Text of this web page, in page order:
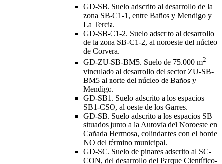
GD-SB. Suelo adscrito al desarrollo de la
zona SB-C1-1, entre Baños y Mendigo y
La Tercia.
GD-SB-C1-2. Suelo adscrito al desarrollo
de la zona SB-C1-2, al noroeste del núcleo
de Corvera.
GD-ZU-SB-BM5. Suelo de 75.000 m2
vinculado al desarrollo del sector ZU-SB-
BM5 al norte del núcleo de Baños y
Mendigo.
GD-SB1. Suelo adscrito a los espacios
SB1-CSO, al oeste de los Garres.
GD-SB. Suelo adscrito a los espacios SB
situados junto a la Autovía del Noroeste en
Cañada Hermosa, colindantes con el borde
NO del término municipal.
GD-SC. Suelo de pinares adscrito al SC-
CON, del desarrollo del Parque Científico-